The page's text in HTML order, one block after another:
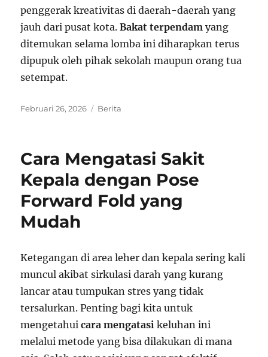
penggerak kreativitas di daerah-daerah yang
jauh dari pusat kota.Bakat terpendam yang
ditemukan selama lomba ini diharapkan terus
dipupuk oleh pihak sekolah maupun orang tua
setempat.
Posted
Februari 26, 2026 Categories
Berita
Cara Mengatasi Sakit
Kepala dengan Pose
Forward Fold yang
Mudah
Ketegangan di area leher dan kepala sering kali
muncul akibat sirkulasi darah yang kurang
lancar atau tumpukan stres yang tidak
tersalurkan. Penting bagi kita untuk
mengetahuicara mengatasi keluhan ini
melalui metode yang bisa dilakukan di mana